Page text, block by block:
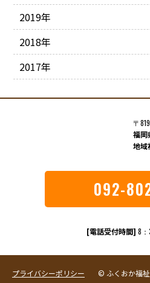
2019年
2018年
2017年
〒
福岡
地域
092-
[電話受付時間] 8
プライバシーポリシー © ふくおか福